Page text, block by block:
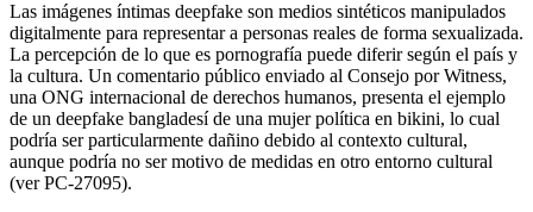
Las imágenes íntimas deepfake son medios sintéticos manipulados
digitalmente para representar a personas reales de forma sexualizada.
La percepción de lo que es pornografía puede diferir según el país y
la cultura. Un comentario público enviado al Consejo por Witness,
una ONG internacional de derechos humanos, presenta el ejemplo
de un deepfake bangladesí de una mujer política en bikini, lo cual
podría ser particularmente dañino debido al contexto cultural,
aunque podría no ser motivo de medidas en otro entorno cultural
(ver PC-27095).